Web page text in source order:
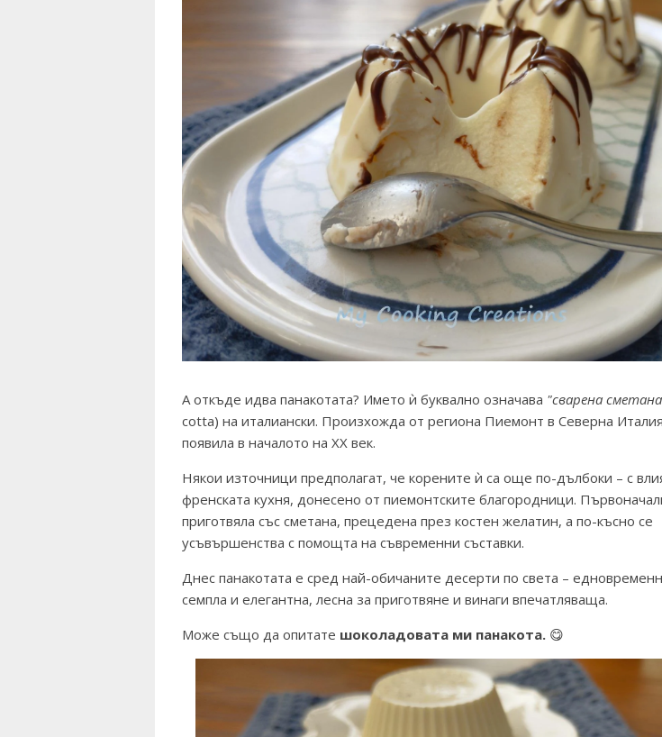
А откъде идва панакотата? Името ѝ буквално означава "сварена
cotta) на италиански. Произхожда от региона Пиемонт в Северна
появила в началото на XX век.
Някои източници предполагат, че корените ѝ са още по-дълбоки – с
френската кухня, донесено от пиемонтските благородници.
приготвяла със сметана, прецедена през костен желатин, а по-късно се
усъвършенства с помощта на съвременни съставки.
Днес панакотата е сред най-обичаните десерти по света –
семпла и елегантна, лесна за приготвяне и винаги впечатляваща.
Може също да опитате шоколадовата ми панакота. 😋